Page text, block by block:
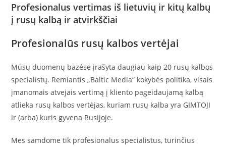
Profesionalus vertimas iš lietuvių ir kitų kalbų
į rusų kalbą ir atvirkščiai
Profesionalūs rusų kalbos vertėjai
Mūsų duomenų bazėse įrašyta daugiau kaip 20 rusų kalbos
specialistų. Remiantis „Baltic Media“ kokybės politika, visais
įmanomais atvejais vertimą į kliento pageidaujamą kalbą
atlieka rusų kalbos vertėjas, kuriam rusų kalba yra GIMTOJI
ir (arba) kuris gyvena Rusijoje.
Mes samdome tik profesionalus specialistus, turinčius